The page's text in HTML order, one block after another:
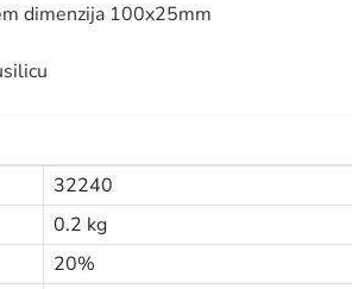
dimenzija 100x25mm
32240
0.2 kg
20%